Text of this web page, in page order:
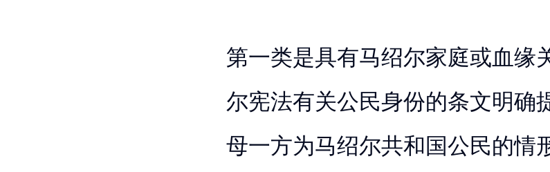
第一类是具有马绍尔家庭或血缘
尔宪法有关公民身份的条文明确
母一方为马绍尔共和国公民的情